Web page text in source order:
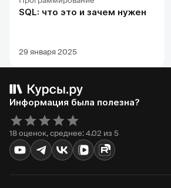
SQL: что это и зачем нужен
29 января 2025
Информация была полезна?
18 оценок, среднее: 4.02 из 5